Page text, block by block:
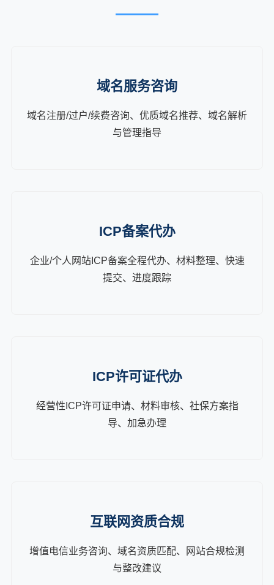
域名服务咨询
域名注册/过户/续费咨询、优质域名推荐、域名解析
与管理指导
ICP备案代办
企业/个人网站ICP备案全程代办、材料整理、快速
提交、进度跟踪
ICP许可证代办
经营性ICP许可证申请、材料审核、社保方案指
导、加急办理
互联网资质合规
增值电信业务咨询、域名资质匹配、网站合规检测
与整改建议